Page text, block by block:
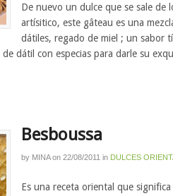
De nuevo un dulce que se sale
artísitico, este gâteau es una
dátiles, regado de miel ; un sabor
de dátil con especias para darle su
Besboussa
by MINA on 22/08/2011 in DULCES
Es una receta oriental que